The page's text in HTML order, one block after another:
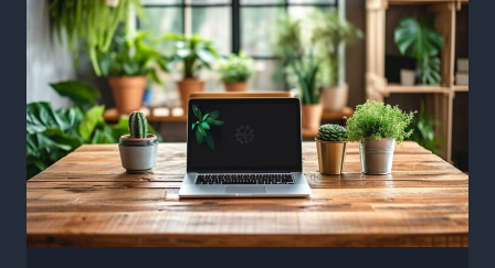
ÇA
VOUS
TOUCHE
ET
LES
SOLUTIONS
MÉCONNUES